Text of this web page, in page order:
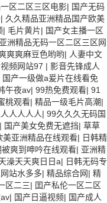
区二区三区电影| 国产无码
| 久久精品亚洲精品国产欧美
| 毛片黄片| 国产女主播一区
亚洲精品无码一区二区三区网
爽爽麻豆色哟哟| 人妻中文
频网站97 | 影音先锋成人
国产一级做a爰片在线看免
午夜av| 99热免费观看| 91
桃观看| 精品一级毛片高潮|
人人人人| 99久久久无码国
| 国产美女免费无遮挡| 草草
美亚洲精品在线观看| 日韩精
爽到呻吟在线观看| 亚洲精
澡天天爽日日a| 日韩无码专
站水多多| 精品综合网| 精
区二三| 囯产私伦一区二区
| 国产日逼视频| 国产成人